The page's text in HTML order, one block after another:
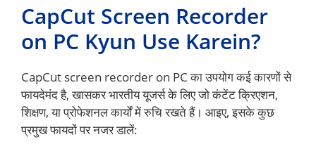
CapCut Screen Recorder
on PC Kyun Use Karein?
CapCut screen recorder on PC का उपयोग कई कारणों से
फायदेमंद है, खासकर भारतीय यूजर्स के लिए जो कंटेंट क्रिएशन,
शिक्षण, या प्रोफेशनल कार्यों में रुचि रखते हैं। आइए, इसके कुछ
प्रमुख फायदों पर नजर डालें: